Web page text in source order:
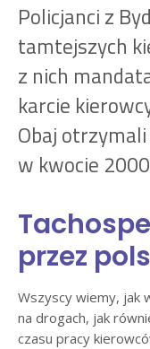
Policjanci z
tamtejszych
z nich
karcie
Obaj
w kwocie 2000
przez
Wszyscy wiemy, jak
na drogach, jak
czasu pracy